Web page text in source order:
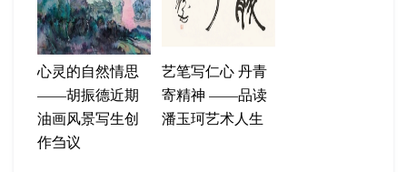
心灵的自然情思
——胡振德近期
油画风景写生创
作刍议
艺笔写仁心 丹青
寄精神 ——品读
潘玉珂艺术人生